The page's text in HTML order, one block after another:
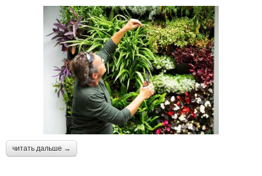
читать дальше →